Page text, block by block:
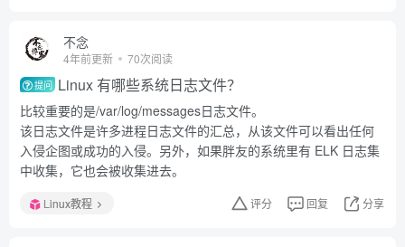
不念
4年前更新 70次阅读
提问 Linux 有哪些系统日志文件？
比较重要的是/var/log/messages日志文件。
该日志文件是许多进程日志文件的汇总，从该文件可以看出任何
入侵企图或成功的入侵。另外，如果胖友的系统里有 ELK 日志集
中收集，它也会被收集进去。
Linux教程 评分 回复 分享